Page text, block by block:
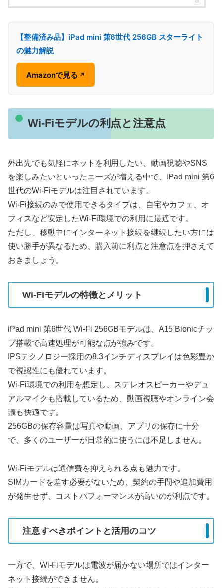
【整備済み品】iPad mini 第6世代 256GB スターライト
の魅力解説
Amazonで見る ↗
Wi-Fiモデルの利点と注意点
外出先でも気軽にネットを利用したい、動画視聴やSNS
を楽しみたいといったニーズが増える中で、iPad mini 第6
世代のWi-Fiモデルは注目されています。
Wi-Fi接続のみで使用できるタイプは、自宅やカフェ、オ
フィスなど安定したWi-Fi環境での利用に最適です。
ただし、移動中にインターネット接続を継続したい方には
使い勝手が異なるため、購入前に利点と注意点を押さえて
おきましょう。
Wi-Fiモデルの特徴とメリット
iPad mini 第6世代 Wi-Fi 256GBモデルは、A15 Bionicチッ
プ搭載で高速処理が可能な点が強みです。
IPSテクノロジー採用の8.3インチディスプレイは色彩豊か
で視認性にも優れています。
Wi-Fi環境での利用を想定し、ステレオスピーカーやデュ
アルマイクも搭載しているため、動画視聴やオンライン会
議も快適です。
256GBの保存容量は写真や動画、アプリの保存に十分
で、多くのユーザーが日常的に使うには不足しません。
Wi-Fiモデルは通信費を抑えられる点も魅力です。
SIMカードを差す必要がないため、契約の手間や追加費用
が発生せず、コストパフォーマンスが高いのが利点です。
注意すべきポイントと活用のコツ
一方で、Wi-Fiモデルは電波が届かない場所ではインター
ネット接続ができません。